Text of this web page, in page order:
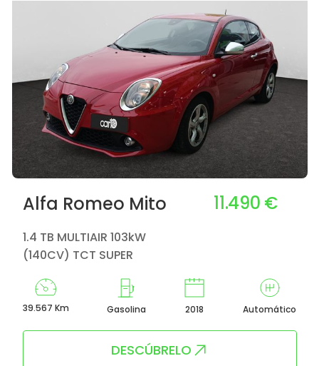
Alfa Romeo Mito
1.4 TB MULTIAIR 103kW
(140CV) TCT SUPER
11.490 €
39.567 Km Gasolina 2018 Automático
DESCÚBRELO